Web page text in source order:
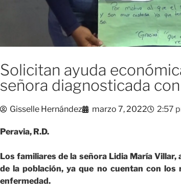
Solicitan ayuda
señora diagnosticada
Gisselle Hernández marzo 7, 2022 2:57
Peravia, R.D.
Los familiares de la señora Lidia María
de la población, ya que no cuentan con
enfermedad.